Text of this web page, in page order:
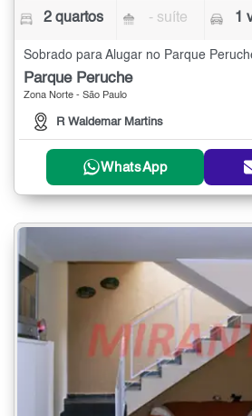
2 quartos - suíte 1
Sobrado para Alugar no Parque
Parque Peruche
Zona Norte - São Paulo
R Waldemar Martins
WhatsApp